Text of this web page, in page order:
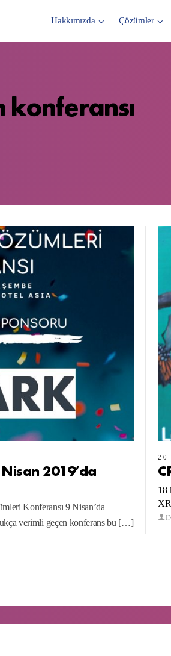
Hakkımızda Çözümler
konferansı
2019’da
Konferansı 9 Nisan’da
verimli geçen konferans bu […]
20
18